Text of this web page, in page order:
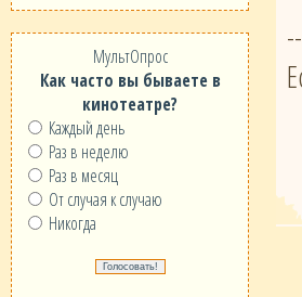
МультОпрос
Как часто вы бываете в
кинотеатре?
Каждый день
Раз в неделю
Раз в месяц
От случая к случаю
Никогда